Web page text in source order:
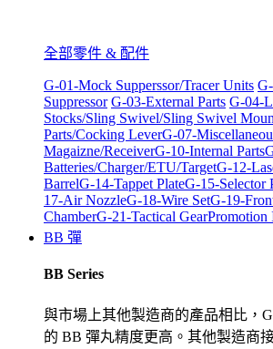
全部零件 & 配件
G-01-Mock Supperssor/Tracer Units
Suppressor G-03-External Parts G-04-
Stocks/Sling Swivel/Sling Swivel
Parts/Cocking LeverG-07-
Magaizne/ReceiverG-10-Internal Parts
Batteries/Charger/ETU/TargetG-12-
BarrelG-14-Tappet PlateG-15-Selector
17-Air NozzleG-18-Wire SetG-19-
ChamberG-21-Tactical GearPromotion
BB 彈
BB Series
與市場上其他製造商的產品相比，
的 BB 彈丸精度更高。其他製造商